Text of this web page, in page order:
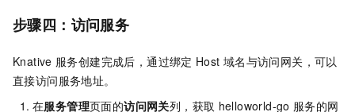
步骤四：访问服务
Knative 服务创建完成后，通过绑定 Host 域名与访问网关，可以
直接访问服务地址。
在服务管理页面的访问网关列，获取 helloworld-go 服务的网